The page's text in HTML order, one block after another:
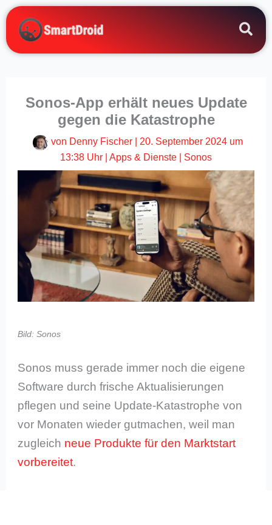
Zum
Inhalt
springen
Sonos-App erhält neues Update
gegen die Katastrophe
von Denny Fischer
20. September 2024 um
13:38 Uhr
Apps & Dienste Sonos
Bild: Sonos
Sonos muss gerade immer noch die eigene
Software durch frische Aktualisierungen
pflegen und seine Update-Katastrophe von
vor Monaten wieder gutmachen, weil man
zugleich neue Produkte für den Marktstart
vorbereitet.